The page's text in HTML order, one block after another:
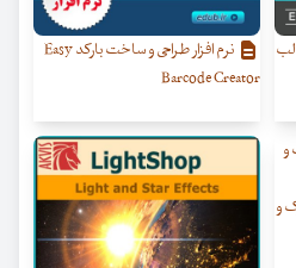
نرم افزار طراحی و ساخت بارکد Easy
Barcode Creator
و